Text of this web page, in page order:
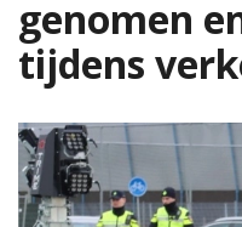
genomen
tijdens